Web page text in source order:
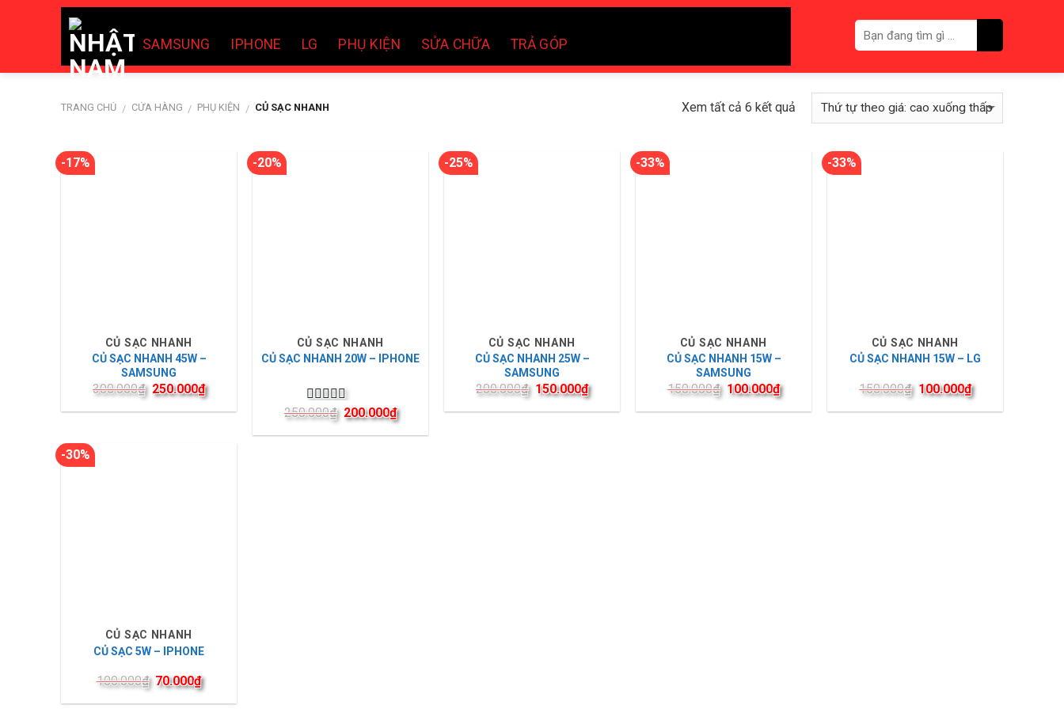
SAMSUNG IPHONE LG PHỤ KIỆN SỬA CHỮA TRẢ GÓP
TRANG CHỦ / CỬA HÀNG / PHỤ KIỆN / CỦ SẠC NHANH Xem tất cả 6 kết quả
-17%
CỦ SẠC NHANH
CỦ SẠC NHANH 45W –
SAMSUNG
300.000₫ 250.000₫
-20%
CỦ SẠC NHANH
CỦ SẠC NHANH 20W – IPHONE
Được xếp
hạng5.005
sao
250.000₫ 200.000₫
-25%
CỦ SẠC NHANH
CỦ SẠC NHANH 25W –
SAMSUNG
200.000₫ 150.000₫
-33%
CỦ SẠC NHANH
CỦ SẠC NHANH 15W –
SAMSUNG
150.000₫ 100.000₫
-33%
CỦ SẠC NHANH
CỦ SẠC NHANH 15W – LG
150.000₫ 100.000₫
-30%
CỦ SẠC NHANH
CỦ SẠC 5W – IPHONE
100.000₫ 70.000₫